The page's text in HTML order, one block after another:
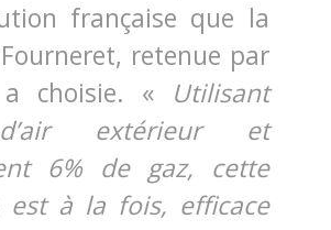
française que la
retenue par
choisie. «
Utilisant
extérieur et
6% de gaz, cette
est à la fois, efficace